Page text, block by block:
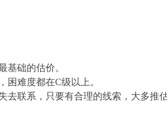
基础的估价。
难度都在C级以上。
联系，只要有合理的线索，大多推